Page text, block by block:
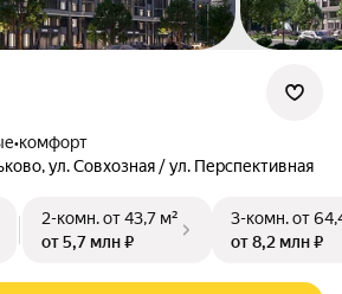
•комфорт
ул. Совхозная / ул. Перспективная
2-комн.от 43,7 м²
от 5,7 млн ₽
3-комн.от
от 8,2 млн ₽